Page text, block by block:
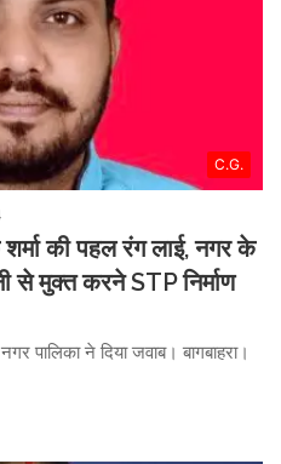
C.G.
की पहल रंग लाई, नगर के
से मुक्त करने STP निर्माण
पालिका ने दिया जवाब। बागबाहरा।